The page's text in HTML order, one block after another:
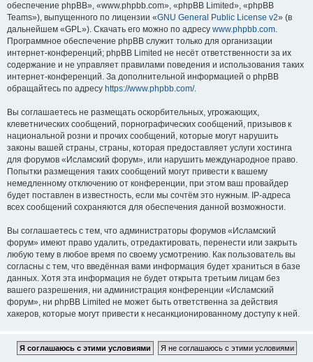
обеспечение phpBB», «www.phpbb.com», «phpBB Limited», «phpBB
Teams»), выпущенного по лицензии «GNU General Public License v2» (в
дальнейшем «GPL»). Скачать его можно по адресу www.phpbb.com.
Программное обеспечение phpBB служит только для организации
интернет-конференций; phpBB Limited не несёт ответственности за их
содержание и не управляет правилами поведения и использования таких
интернет-конференций. За дополнительной информацией о phpBB
обращайтесь по адресу https://www.phpbb.com/.
Вы соглашаетесь не размещать оскорбительных, угрожающих,
клеветнических сообщений, порнографических сообщений, призывов к
национальной розни и прочих сообщений, которые могут нарушить
законы вашей страны, страны, которая предоставляет услуги хостинга
для форумов «Исламский форум», или нарушить международное право.
Попытки размещения таких сообщений могут привести к вашему
немедленному отключению от конференции, при этом ваш провайдер
будет поставлен в известность, если мы сочтём это нужным. IP-адреса
всех сообщений сохраняются для обеспечения данной возможности.
Вы соглашаетесь с тем, что администраторы форумов «Исламский
форум» имеют право удалить, отредактировать, перенести или закрыть
любую тему в любое время по своему усмотрению. Как пользователь вы
согласны с тем, что введённая вами информация будет храниться в базе
данных. Хотя эта информация не будет открыта третьим лицам без
вашего разрешения, ни администрация конференции «Исламский
форум», ни phpBB Limited не может быть ответственна за действия
хакеров, которые могут привести к несанкционированному доступу к ней.